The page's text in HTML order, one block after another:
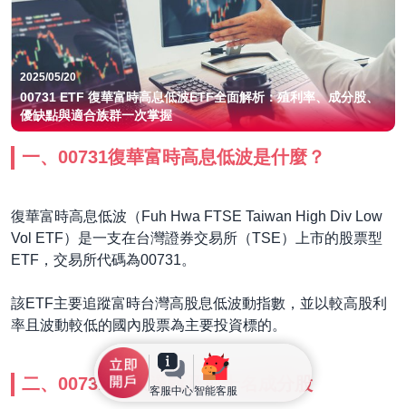
客服中心智能客服
2025/05/20
00731 ETF 復華富時高息低波ETF全面解析：殖利率、成分股、
優缺點與適合族群一次掌握
一、00731復華富時高息低波是什麼？
復華富時高息低波（Fuh Hwa FTSE Taiwan High Div Low
Vol ETF）是一支在台灣證券交易所（TSE）上市的股票型
ETF，交易所代碼為00731。
該ETF主要追蹤富時台灣高股息低波動指數，並以較高股利
率且波動較低的國內股票為主要投資標的。
二、00731 選股邏輯及前十名成分股